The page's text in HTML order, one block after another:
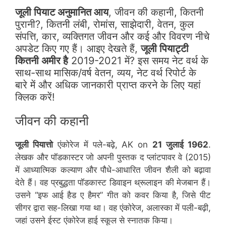
जूली पियाट अनुमानित आय, जीवन की कहानी, कितनी
पुरानी?, कितनी लंबी, रोमांस, साझेदारी, वेतन, कुल
संपत्ति, कार, व्यक्तिगत जीवन और कई और विवरण नीचे
अपडेट किए गए हैं। आइए देखते हैं,जूली पियाट्टी
कितनी अमीर है2019-2021 में? इस समय नेट वर्थ के
साथ-साथ मासिक/वर्ष वेतन, व्यय, नेट वर्थ रिपोर्ट के
बारे में और अधिक जानकारी प्राप्त करने के लिए यहां
क्लिक करें!
जीवन की कहानी
जूली पियात्तोएंकोरेज में पले-बढ़े, AK on 21 जुलाई 1962.
लेखक और पॉडकास्टर जो अपनी पुस्तक द प्लांटपावर वे (2015)
में आध्यात्मिक कल्याण और पौधे-आधारित जीवन शैली को बढ़ावा
देते हैं। वह प्रबुद्धता पॉडकास्ट डिवाइन थ्रूलाइन की मेजबान हैं।
उसने “इफ आई हैड ए हैमर” गीत को कवर किया है, जिसे पीट
सीगर द्वारा सह-लिखा गया था। वह एंकोरेज, अलास्का में पली-बढ़ी,
जहां उसने ईस्ट एंकोरेज हाई स्कूल से स्नातक किया।